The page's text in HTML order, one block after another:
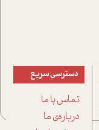
دسترسی سریع
تماس با ما
درباره‌ی ما